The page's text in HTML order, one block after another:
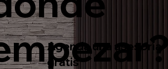
Agenda una asesoría
gratis